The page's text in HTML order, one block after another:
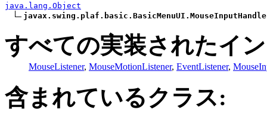
java.lang.Object
すべての実装されたイ
MouseListener, MouseMotionListener, EventListener,
含まれているクラス: